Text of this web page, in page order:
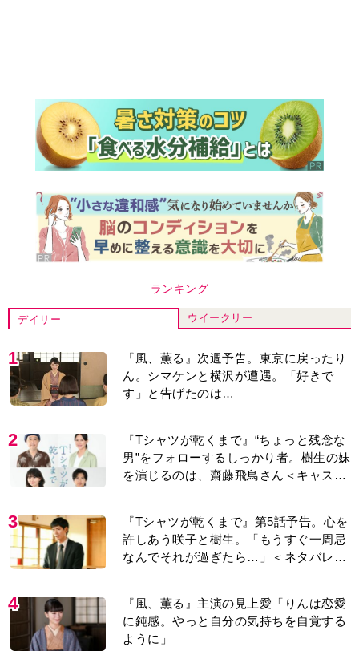
ランキング
デイリー ウイークリー
1
『風、薫る』次週予告。東京に戻ったり
ん。シマケンと横沢が遭遇。「好きで
す」と告げたのは…
2
『Tシャツが乾くまで』“ちょっと残念な
男”をフォローするしっかり者。樹生の妹
を演じるのは、齋藤飛鳥さん＜キャスト
3
『Tシャツが乾くまで』第5話予告。心を
許しあう咲子と樹生。「もうすぐ一周忌
なんでそれが過ぎたら…」＜ネタバレあ
4
『風、薫る』主演の見上愛「りんは恋愛
に鈍感。やっと自分の気持ちを自覚する
ように」